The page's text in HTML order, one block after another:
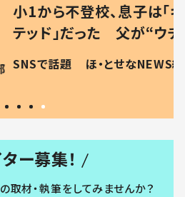
、息子は「ギフ
た 父が“ウチ給
ける理由とは #令
の子
ほ・とせなNEWS編集部
ひ孫に
が、抱
に「涙
方ない」
ー募集！
取材・執筆をしてみませんか？